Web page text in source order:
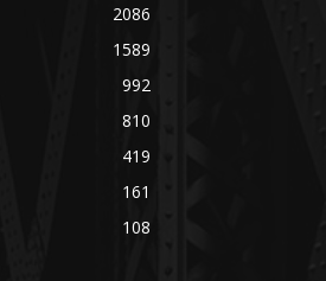
2086
1589
992
810
419
161
108